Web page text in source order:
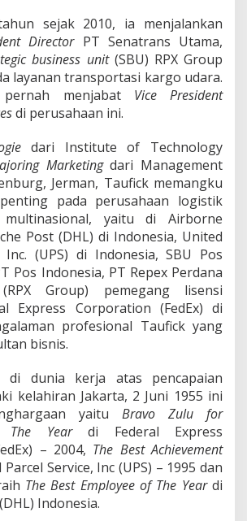
sejak 2010, ia menjalankan
DirectorPT Senatrans Utama,
business unit(SBU) RPX Group
layanan transportasi kargo udara.
menjabat Vice President
di perusahaan ini.
dari Institute of Technology
Marketingdari Management
Jerman, Taufick memangku
pada perusahaan logistik
yaitu di Airborne
Post (DHL) di Indonesia, United
Inc. (UPS) di Indonesia, SBU Pos
Pos Indonesia, PT Repex Perdana
Group) pemegang lisensi
Express Corporation (FedEx) di
profesional Taufick yang
bisnis.
di dunia kerja atas pencapaian
kelahiran Jakarta, 2 Juni 1955 ini
yaitu Bravo Zulu for
The Yeardi Federal Express
– 2004, The Best Achievement
Service, Inc (UPS) – 1995 dan
The Best Employee of The Yeardi
Indonesia.